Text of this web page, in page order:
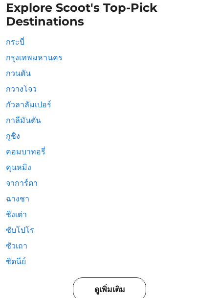
Explore Scoot's Top-Pick
Destinations
กระบี่
กรุงเทพมหานคร
กวนตัน
กวางโจว
กัวลาลัมเปอร์
กาลีมันตัน
กูชิง
คอมบาทอรี่
คุนหมิง
จาการ์ตา
ฉางชา
ชิงเต่า
ซับโปโร
ซัวเถา
ซิดนีย์
ดูเพิ่มเติม